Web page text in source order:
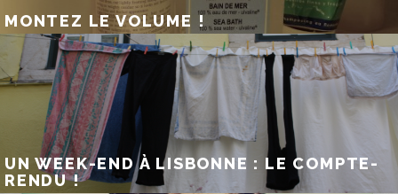
MONTEZ LE VOLUME !
UN WEEK-END À LISBONNE : LE COMPTE-
RENDU !